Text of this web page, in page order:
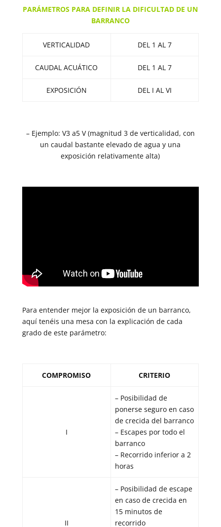
PARÁMETROS PARA DEFINIR LA DIFICULTAD DE UN
BARRANCO
VERTICALIDAD DEL 1 AL 7
CAUDAL ACUÁTICO DEL 1 AL 7
EXPOSICIÓN DEL I AL VI
– Ejemplo: V3 a5 V (magnitud 3 de verticalidad, con
un caudal bastante elevado de agua y una
exposición relativamente alta)
Para entender mejor la exposición de un barranco,
aquí tenéis una mesa con la explicación de cada
grado de este parámetro:
COMPROMISO CRITERIO
I
– Posibilidad de
ponerse seguro en caso
de crecida del barranco
– Escapes por todo el
barranco
– Recorrido inferior a 2
horas
II
– Posibilidad de escape
en caso de crecida en
15 minutos de
recorrido